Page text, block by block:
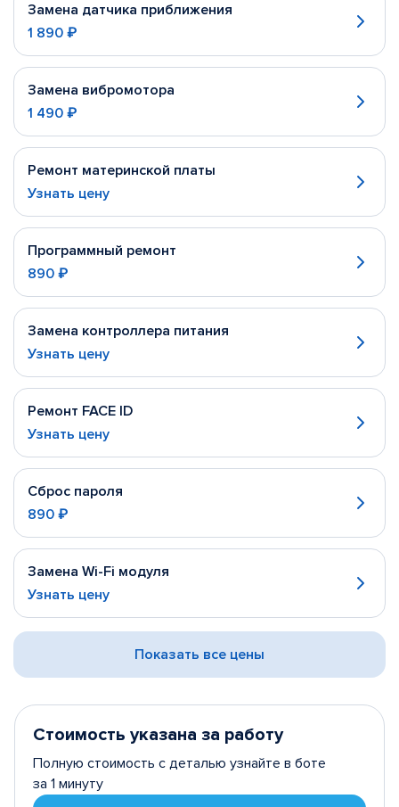
Замена датчика приближения
1 890 ₽
Замена вибромотора
1 490 ₽
Ремонт материнской платы
Узнать цену
Программный ремонт
890 ₽
Замена контроллера питания
Узнать цену
Ремонт FACE ID
Узнать цену
Сброс пароля
890 ₽
Замена Wi-Fi модуля
Узнать цену
Показать все цены
Стоимость указана за работу
Полную стоимость с деталью узнайте в боте
за 1 минуту